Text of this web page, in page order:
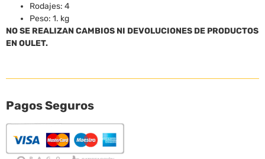
Rodajes: 4
Peso: 1. kg
NO SE REALIZAN CAMBIOS NI DEVOLUCIONES DE PRODUCTOS
EN OULET.
Pagos Seguros